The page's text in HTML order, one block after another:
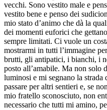
vecchi. Sono vestito male e
vestito bene e penso dei
mio stato d’animo che dà la
dei momenti euforici che
sempre limitati. Ci vuole un
mostrarmi in tutti l’immagine
brutti, gli antipatici, i bianchi, i
posto all’amabile. Ma non solo
luminosi e mi segnano la strada
passare per altri sentieri e, se
mio fratello sconosciuto, non
necessario che tutti mi amino,